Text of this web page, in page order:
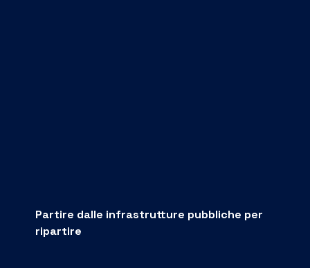
Partire dalle infrastrutture pubbliche per
ripartire